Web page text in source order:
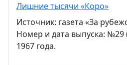
Лишние тысячи «Коро»
Источник: газета «За
Номер и дата выпуска: №29
1967 года.